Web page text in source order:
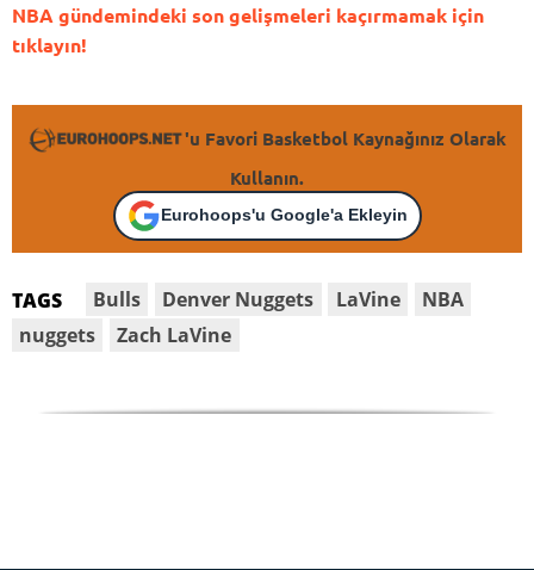
NBA gündemindeki son gelişmeleri kaçırmamak için
tıklayın!
'u Favori Basketbol Kaynağınız Olarak
Kullanın.
Eurohoops'u Google'a Ekleyin
TAGS Bulls Denver Nuggets LaVine
NBA
nuggets
Zach LaVine